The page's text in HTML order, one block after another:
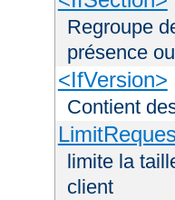
Regroupe
présence
<IfVersion>
Contient
limite la
client